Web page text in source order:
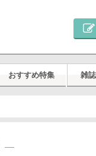
おすすめ特集 雑